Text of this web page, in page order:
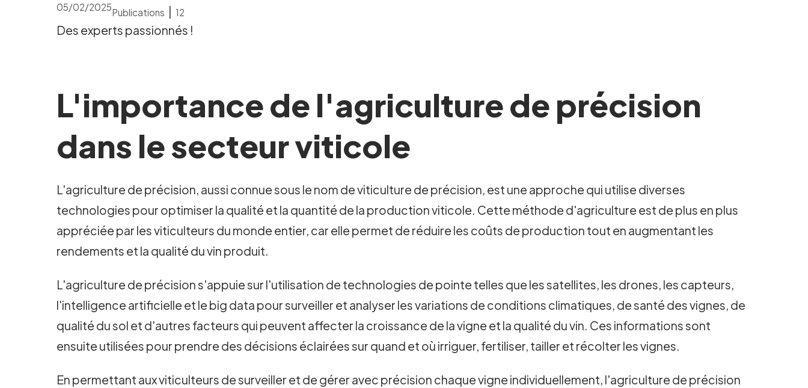
05/02/2025Publications |12
Des experts passionnés !
L'importance de l'agriculture de précision
dans le secteur viticole
L'agriculture de précision, aussi connue sous le nom de viticulture de précision, est une approche qui utilise diverses
technologies pour optimiser la qualité et la quantité de la production viticole. Cette méthode d'agriculture est de plus en plus
appréciée par les viticulteurs du monde entier, car elle permet de réduire les coûts de production tout en augmentant les
rendements et la qualité du vin produit.
L'agriculture de précision s'appuie sur l'utilisation de technologies de pointe telles que les satellites, les drones, les capteurs,
l'intelligence artificielle et le big data pour surveiller et analyser les variations de conditions climatiques, de santé des vignes, de
qualité du sol et d'autres facteurs qui peuvent affecter la croissance de la vigne et la qualité du vin. Ces informations sont
ensuite utilisées pour prendre des décisions éclairées sur quand et où irriguer, fertiliser, tailler et récolter les vignes.
En permettant aux viticulteurs de surveiller et de gérer avec précision chaque vigne individuellement, l'agriculture de précision